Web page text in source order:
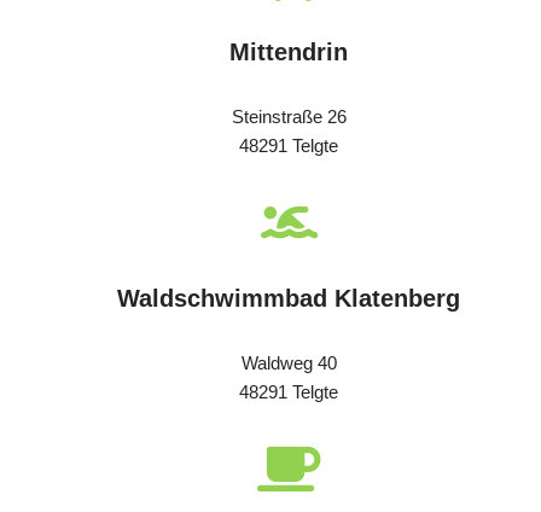
Mittendrin
Steinstraße 26
48291 Telgte
Waldschwimmbad Klatenberg
Waldweg 40
48291 Telgte